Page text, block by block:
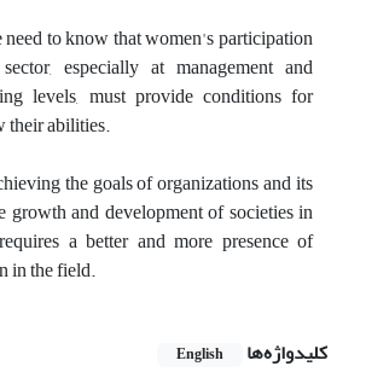
to know that women's participation
especially at management and
levels, must provide conditions for
their abilities.
the goals of organizations and its
and development of societies in
a better and more presence of
in the field.
کلیدواژه‌ها English